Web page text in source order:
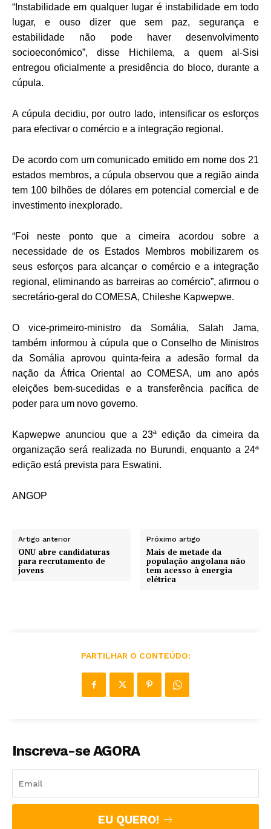
“Instabilidade em qualquer lugar é instabilidade em todo
lugar, e ouso dizer que sem paz, segurança e
estabilidade não pode haver desenvolvimento
socioeconómico”, disse Hichilema, a quem al-Sisi
entregou oficialmente a presidência do bloco, durante a
cúpula.
A cúpula decidiu, por outro lado, intensificar os esforços
para efectivar o comércio e a integração regional.
De acordo com um comunicado emitido em nome dos 21
estados membros, a cúpula observou que a região ainda
tem 100 bilhões de dólares em potencial comercial e de
investimento inexplorado.
“Foi neste ponto que a cimeira acordou sobre a
necessidade de os Estados Membros mobilizarem os
seus esforços para alcançar o comércio e a integração
regional, eliminando as barreiras ao comércio”, afirmou o
secretário-geral do COMESA, Chileshe Kapwepwe.
O vice-primeiro-ministro da Somália, Salah Jama,
também informou à cúpula que o Conselho de Ministros
da Somália aprovou quinta-feira a adesão formal da
nação da África Oriental ao COMESA, um ano após
eleições bem-sucedidas e a transferência pacífica de
poder para um novo governo.
Kapwepwe anunciou que a 23ª edição da cimeira da
organização será realizada no Burundi, enquanto a 24ª
edição está prevista para Eswatini.
ANGOP
Artigo anterior
ONU abre candidaturas
para recrutamento de
jovens
Próximo artigo
Mais de metade da
população angolana não
tem acesso à energia
elétrica
PARTILHAR O CONTEÚDO:
Inscreva-se AGORA
EU QUERO!